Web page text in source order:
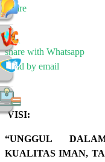
Share
share with Whatsapp
Send by email
VISI:
“UNGGUL
KUALITAS IMAN,